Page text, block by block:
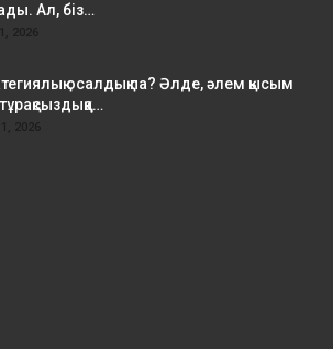
Ал, біз…
2026
осалдық па? Әлде, әлем қысым
2026